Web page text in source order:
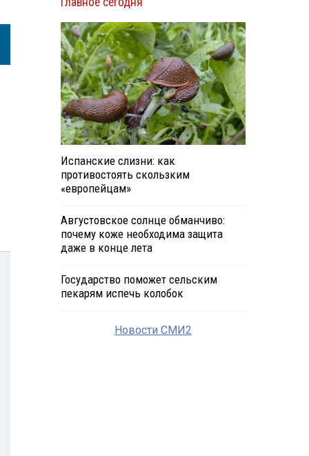
Испанские слизни: как
противостоять скользким
«европейцам»
Августовское солнце обманчиво:
почему коже необходима защита
даже в конце лета
Государство поможет сельским
пекарям испечь колобок
Новости СМИ2